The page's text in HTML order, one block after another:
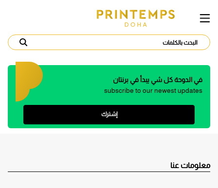
في الدوحة كل شي يبدأ في برنتان
subscribe to our newest updates
إشترك
معلومات عنا